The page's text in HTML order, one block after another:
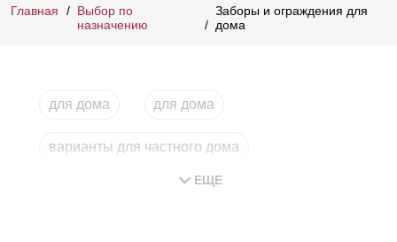
Главная
Выбор по
назначению
Заборы и ограждения для
дома
для дома для дома
варианты для частного дома
лицевой частного дома
ЕЩЕ